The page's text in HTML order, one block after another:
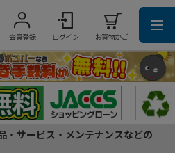
会員登録 ログイン お買物かご
・サービス・メンテナンスなどの